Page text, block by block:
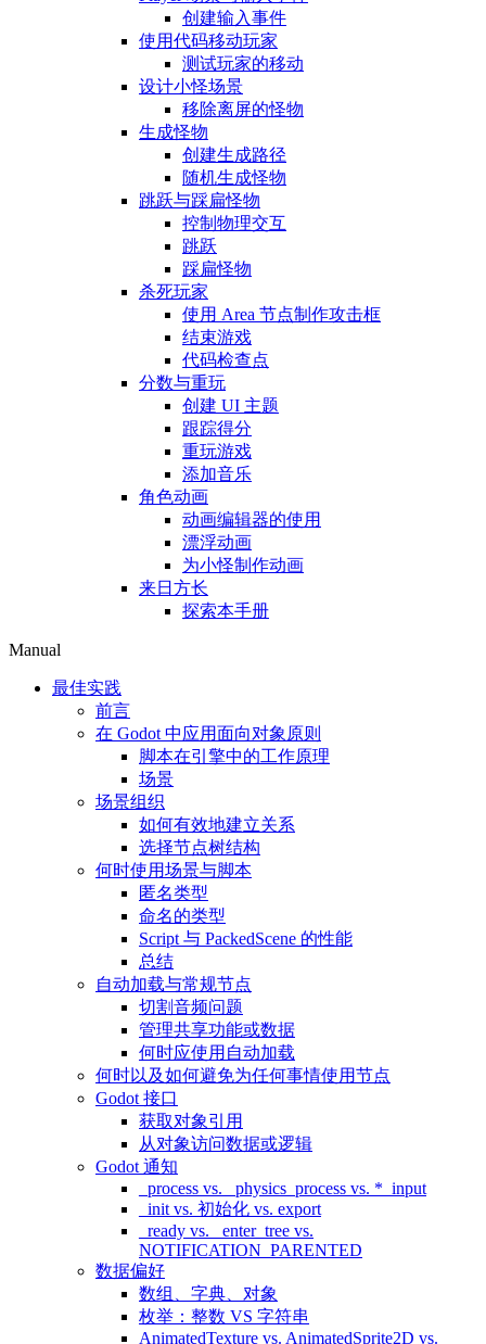
创建输入事件
使用代码移动玩家
测试玩家的移动
设计小怪场景
移除离屏的怪物
生成怪物
创建生成路径
随机生成怪物
跳跃与踩扁怪物
控制物理交互
跳跃
踩扁怪物
杀死玩家
使用 Area 节点制作攻击框
结束游戏
代码检查点
分数与重玩
创建 UI 主题
跟踪得分
重玩游戏
添加音乐
角色动画
动画编辑器的使用
漂浮动画
为小怪制作动画
来日方长
探索本手册
Manual
最佳实践
前言
在 Godot 中应用面向对象原则
脚本在引擎中的工作原理
场景
场景组织
如何有效地建立关系
选择节点树结构
何时使用场景与脚本
匿名类型
命名的类型
Script 与 PackedScene 的性能
总结
自动加载与常规节点
切割音频问题
管理共享功能或数据
何时应使用自动加载
何时以及如何避免为任何事情使用节点
Godot 接口
获取对象引用
从对象访问数据或逻辑
Godot 通知
_process vs. _physics_process vs. *_input
_init vs. 初始化 vs. export
_ready vs. _enter_tree vs.
NOTIFICATION_PARENTED
数据偏好
数组、字典、对象
枚举：整数 VS 字符串
AnimatedTexture vs. AnimatedSprite2D vs.